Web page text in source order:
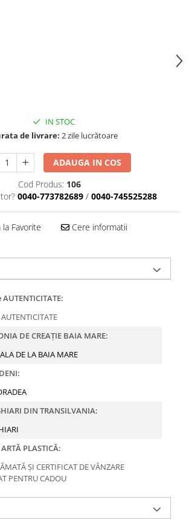
IN STOC
de livrare: 2 zile lucrătoare
ADAUGA IN COS
Cod Produs: 106
0040-773782689 / 0040-745525288
Favorite Cere informatii
DE CREAȚIE BAIA MARE:
DE LA BAIA MARE
DIN TRANSILVANIA:
PLASTICĂ:
ȘI CERTIFICAT DE VÂNZARE
PENTRU CADOU